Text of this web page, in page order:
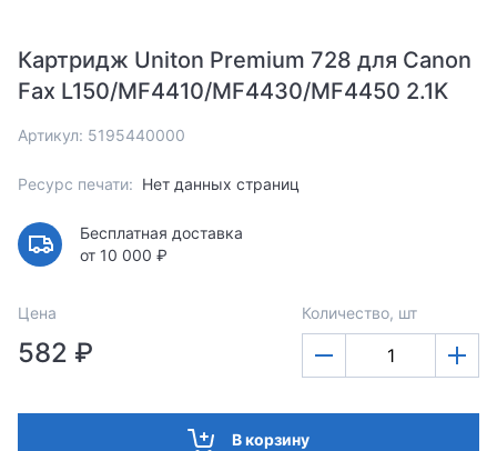
Картридж Uniton Premium 728 для Canon
Fax L150/MF4410/MF4430/MF4450 2.1K
Артикул: 5195440000
Ресурс печати: Нет данных страниц
Бесплатная доставка
от 10 000 ₽
Цена
582 ₽
Количество, шт
В корзину